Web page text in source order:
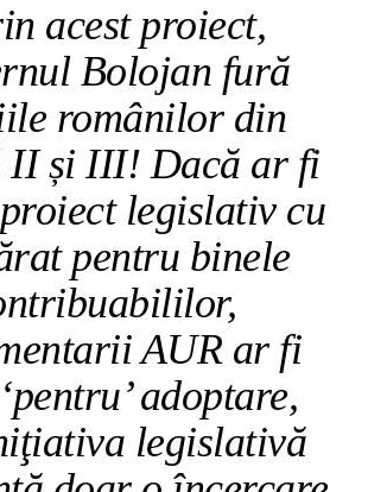
acest proiect,
Bolojan fură
românilor din
II și III! Dacă ar fi
legislativ cu
pentru binele
AUR ar fi
adoptare,
legislativă